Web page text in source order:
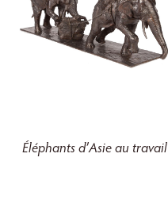
Éléphants d’Asie au travail